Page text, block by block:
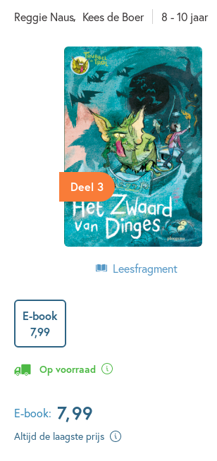
Reggie Naus Kees de Boer 8 - 10 jaar
Deel 3
Leesfragment
E-book
7,99
Op voorraad
E-book: 7,99
Altijd de laagste prijs